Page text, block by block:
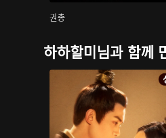
권총
하하할미님과 함께